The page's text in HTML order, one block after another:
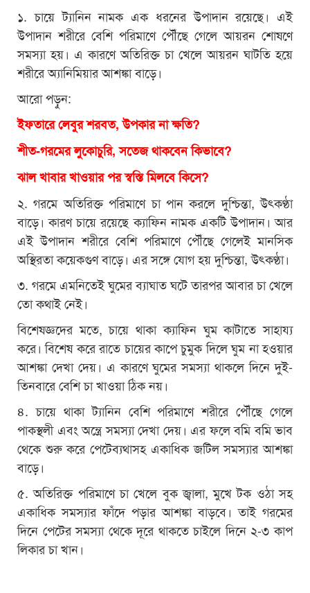
১. চায়ে ট্যানিন নামক এক ধরনের উপাদান রয়েছে। এই
উপাদান শরীরে বেশি পরিমাণে পৌঁছে গেলে আয়রন শোষণে
সমস্যা হয়। এ কারণে অতিরিক্ত চা খেলে আয়রন ঘাটতি হয়ে
শরীরে অ্যানিমিয়ার আশঙ্কা বাড়ে।
আরো পড়ুন:
ইফতারে লেবুর শরবত, উপকার না ক্ষতি?
শীত-গরমের লুকোচুরি, সতেজ থাকবেন কিভাবে?
ঝাল খাবার খাওয়ার পর স্বস্তি মিলবে কিসে?
২. গরমে অতিরিক্ত পরিমাণে চা পান করলে দুশ্চিন্তা, উৎকণ্ঠা
বাড়ে। কারণ চায়ে রয়েছে ক্যাফিন নামক একটি উপাদান। আর
এই উপাদান শরীরে বেশি পরিমাণে পৌঁছে গেলেই মানসিক
অস্থিরতা কয়েকগুণ বাড়ে। এর সঙ্গে যোগ হয় দুশ্চিন্তা, উৎকণ্ঠা।
৩. গরমে এমনিতেই ঘুমের ব্যাঘাত ঘটে তারপর আবার চা খেলে
তো কথাই নেই।
বিশেষজ্ঞদের মতে, চায়ে থাকা ক্যাফিন ঘুম কাটাতে সাহায্য
করে। বিশেষ করে রাতে চায়ের কাপে চুমুক দিলে ঘুম না হওয়ার
আশঙ্কা দেখা দেয়। এ কারণে ঘুমের সমস্যা থাকলে দিনে দুই-
তিনবারে বেশি চা খাওয়া ঠিক নয়।
৪. চায়ে থাকা ট্যানিন বেশি পরিমাণে শরীরে পৌঁছে গেলে
পাকস্থলী এবং অন্ত্রে সমস্যা দেখা দেয়। এর ফলে বমি বমি ভাব
থেকে শুরু করে পেটেব্যথাসহ একাধিক জটিল সমস্যার আশঙ্কা
বাড়ে।
৫. অতিরিক্ত পরিমাণে চা খেলে বুক জ্বালা, মুখে টক ওঠা সহ
একাধিক সমস্যার ফাঁদে পড়ার আশঙ্কা বাড়বে। তাই গরমের
দিনে পেটের সমস্যা থেকে দূরে থাকতে চাইলে দিনে ২-৩ কাপ
লিকার চা খান।